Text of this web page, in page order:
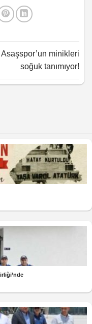
Asaşspor’un minikleri
soğuk tanımıyor!